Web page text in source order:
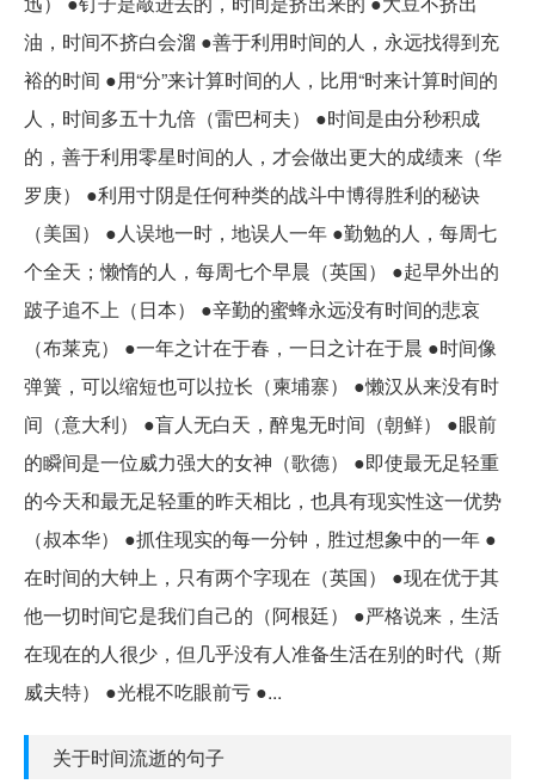
油，时间不挤白会溜 ●善于利用时间的人，永远找得到充
裕的时间 ●用“分”来计算时间的人，比用“时来计算时间的
人，时间多五十九倍（雷巴柯夫） ●时间是由分秒积成
的，善于利用零星时间的人，才会做出更大的成绩来（华
罗庚） ●利用寸阴是任何种类的战斗中博得胜利的秘诀
（美国） ●人误地一时，地误人一年 ●勤勉的人，每周七
个全天；懒惰的人，每周七个早晨（英国） ●起早外出的
跛子追不上（日本） ●辛勤的蜜蜂永远没有时间的悲哀
（布莱克） ●一年之计在于春，一日之计在于晨 ●时间像
弹簧，可以缩短也可以拉长（柬埔寨） ●懒汉从来没有时
间（意大利） ●盲人无白天，醉鬼无时间（朝鲜） ●眼前
的瞬间是一位威力强大的女神（歌德） ●即使最无足轻重
的今天和最无足轻重的昨天相比，也具有现实性这一优势
（叔本华） ●抓住现实的每一分钟，胜过想象中的一年 ●
在时间的大钟上，只有两个字现在（英国） ●现在优于其
他一切时间它是我们自己的（阿根廷） ●严格说来，生活
在现在的人很少，但几乎没有人准备生活在别的时代（斯
威夫特） ●光棍不吃眼前亏 ●...
关于时间流逝的句子